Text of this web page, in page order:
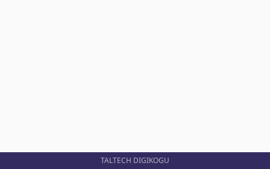
TALTECH DIGIKOGU